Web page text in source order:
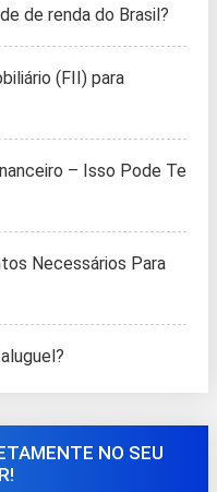
de renda do Brasil?
(FII) para
– Isso Pode Te
Necessários Para
NO SEU